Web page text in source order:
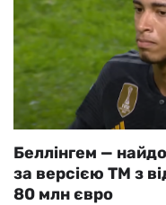
Беллінгем —
за версією TМ з
80 млн євро